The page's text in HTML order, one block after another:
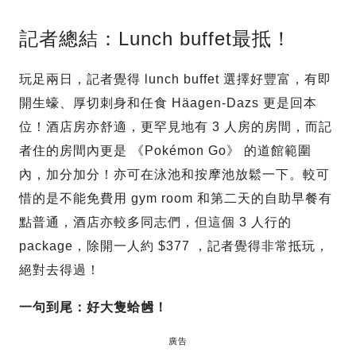
記者總結：Lunch buffet最抵！
玩足兩日，記者覺得 lunch buffet 選擇好豐富，有即
開生蠔、厚切刺身和任食 Häagen-Dazs 更是回本
位！酒店房亦舒適，更罕見地有 3 人房的房間，而記
者住的房間內更是 《Pokémon Go》 的道館範圍
內，加分加分！亦可在泳池和按摩池放鬆一下。較可
惜的是不能免費用 gym room 和第二天的自助早餐有
點普通，酒店亦較多同志們，但這個 3 人行的
package，除開一人約 $377 ，記者覺得非常抵玩，
絕對去得過！
一句到尾：好大隻蛤乸！
廣告